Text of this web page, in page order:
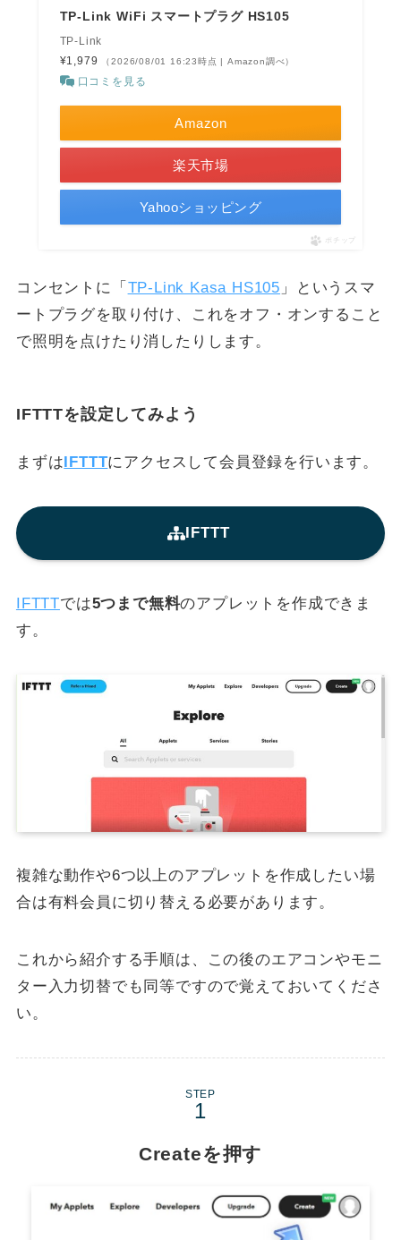
TP-Link WiFi スマートプラグ HS105
TP-Link
¥1,979
（2026/08/01 16:23時点 | Amazon調べ）
口コミを見る
Amazon
楽天市場
Yahooショッピング
ポチップ
コンセントに「 TP-Link Kasa HS105 」というスマ
ートプラグを取り付け、これをオフ・オンすること
で照明を点けたり消したりします。
IFTTTを設定してみよう
まずは IFTTTにアクセスして会員登録を行います。
IFTTT
IFTTTでは5つまで無料のアプレットを作成できま
す。
複雑な動作や6つ以上のアプレットを作成したい場
合は有料会員に切り替える必要があります。
これから紹介する手順は、この後のエアコンやモニ
ター入力切替でも同等ですので覚えておいてくださ
い。
STEP
Createを押す